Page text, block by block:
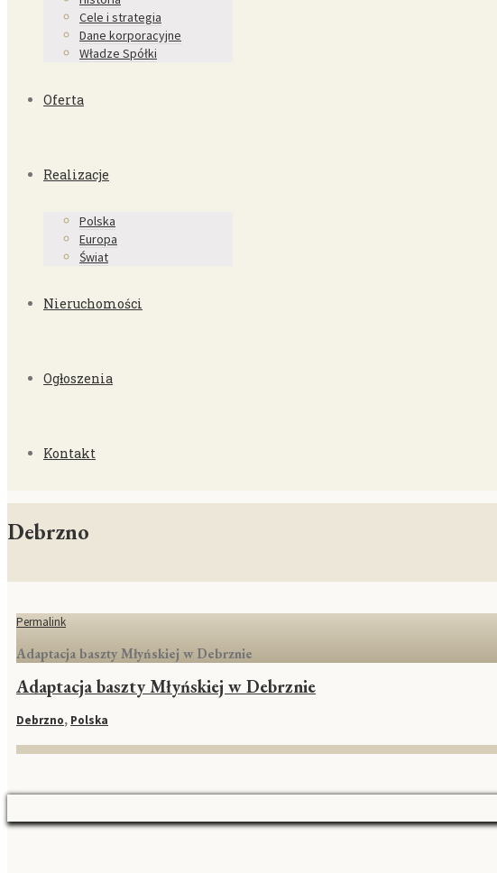
Cele i strategia
Dane korporacyjne
Władze Spółki
Oferta
Realizacje
Polska
Europa
Świat
Nieruchomości
Ogłoszenia
Kontakt
Debrzno
Permalink
Adaptacja baszty Młyńskiej w Debrznie
Adaptacja baszty Młyńskiej w Debrznie
Debrzno, Polska